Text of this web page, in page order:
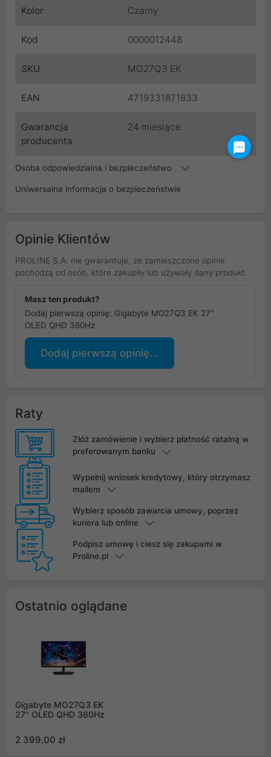
Kolor Czarny
Kod 0000012448
SKU MO27Q3 EK
EAN 4719331871833
Gwarancja
producenta
24 miesiące
Osoba odpowiedzialna i bezpieczeństwo
Uniwersalna informacja o bezpieczeństwie
Opinie Klientów
PROLINE S.A. nie gwarantuje, że zamieszczone opinie
pochodzą od osób, które zakupiły lub używały dany produkt.
Masz ten produkt?
Dodaj pierwszą opinię: Gigabyte MO27Q3 EK 27"
OLED QHD 360Hz
Dodaj pierwszą opinię...
Raty
Złóż zamówienie i wybierz płatność ratalną w
preferowanym banku
Wypełnij wniosek kredytowy, który otrzymasz
mailem
Wybierz sposób zawarcia umowy, poprzez
kuriera lub online
Podpisz umowę i ciesz się zakupami w
Proline.pl
Ostatnio oglądane
Gigabyte MO27Q3 EK
27" OLED QHD 360Hz
2 399,00 zł